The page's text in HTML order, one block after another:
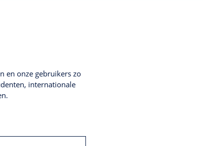
en onze gebruikers zo
internationale